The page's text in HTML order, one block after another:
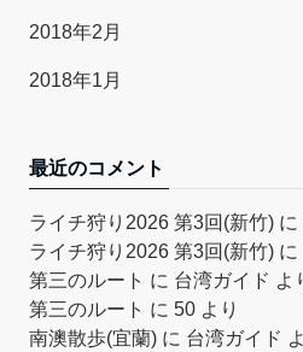
2018年2月
2018年1月
最近のコメント
ライチ狩り2026 第3回(新竹) に
ライチ狩り2026 第3回(新竹) に
第三のルート に 台湾ガイド よ
第三のルート に 50 より
南澳散歩(宜蘭) に 台湾ガイド